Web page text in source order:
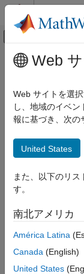
コンテンツへスキップ
オフキ
リソース
ステータス
メインコンテン
Web
Web サイトを選
し、地域のイベ
報に基づき、次の
United States
また、以下のリス
す。
南北アメリカ
América Latina
Canada (English)
United States